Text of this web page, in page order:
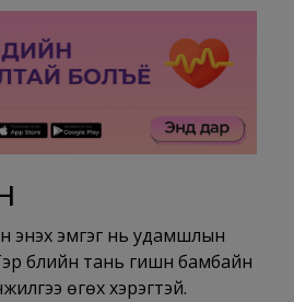
эмгэг нь удамшлын
бүлийн тань гишүүн бамбайн
өгөх хэрэгтэй.